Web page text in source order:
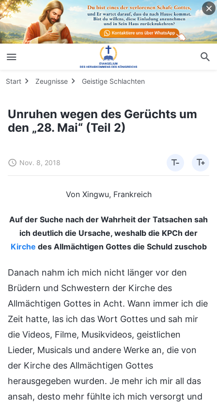
Start Zeugnisse Geistige Schlachten
Unruhen wegen des Gerüchts um
den „28. Mai“ (Teil 2)
Nov. 8, 2018
Von Xingwu, Frankreich
Auf der Suche nach der Wahrheit der Tatsachen sah
ich deutlich die Ursache, weshalb die KPCh der
Kirche des Allmächtigen Gottes die Schuld zuschob
Danach nahm ich mich nicht länger vor den
Brüdern und Schwestern der Kirche des
Allmächtigen Gottes in Acht. Wann immer ich die
Zeit hatte, las ich das Wort Gottes und sah mir
die Videos, Filme, Musikvideos, geistlichen
Lieder, Musicals und andere Werke an, die von
der Kirche des Allmächtigen Gottes
herausgegeben wurden. Je mehr ich mir all das
ansah, desto mehr fühlte ich mich versorgt und